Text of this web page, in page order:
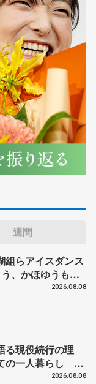
週間
組らアイスダンス
、かほゆうも、
2026.08.08
る現役続行の理
の一人暮らし 注
に迫る
2026.08.08